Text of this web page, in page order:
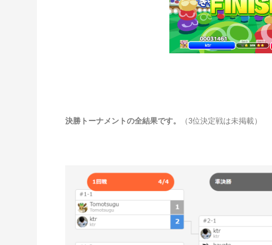
決勝トーナメントの全結果です。 （3位決定戦は未掲載）